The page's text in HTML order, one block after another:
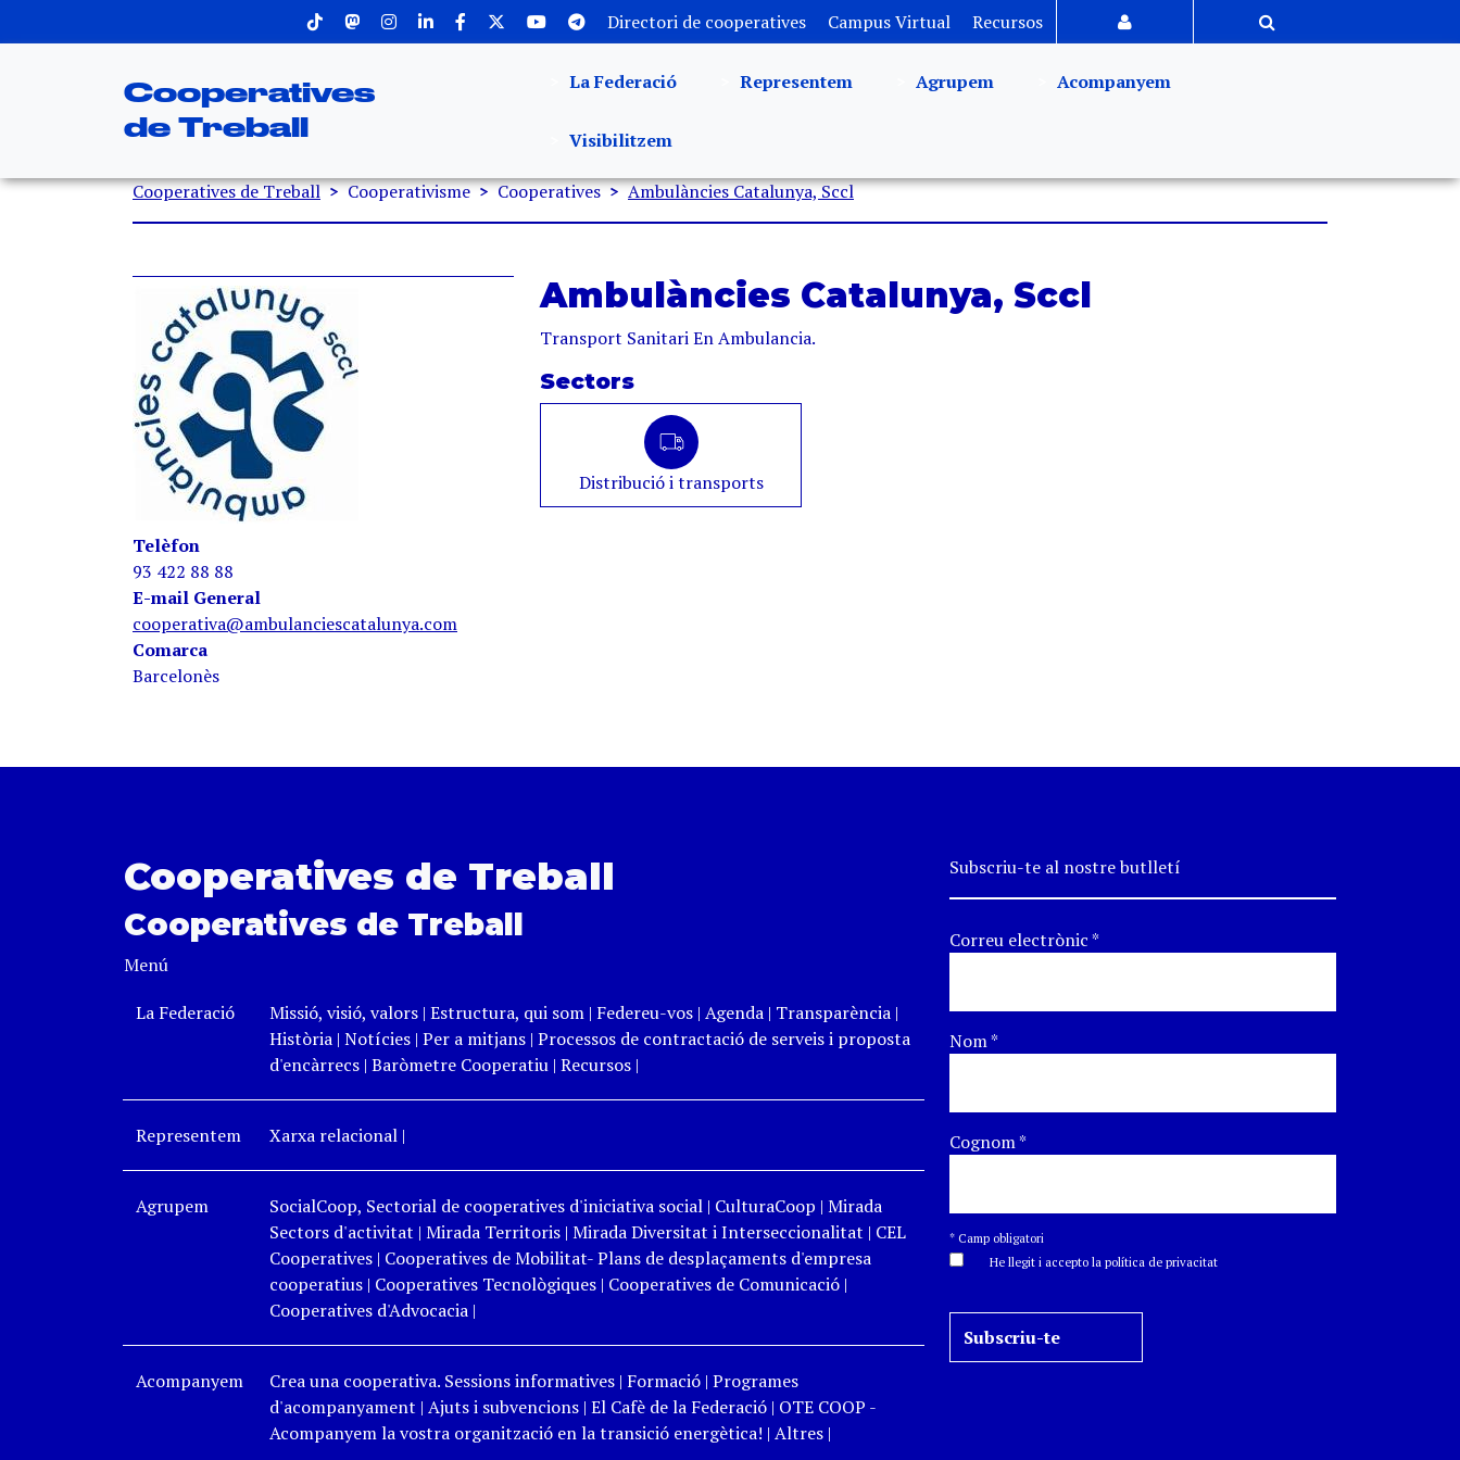
Menu superior Directori de cooperatives Campus Virtual Recursos
Cooperatives
de Treball
La Federació Representem Agrupem Acompanyem
Visibilitzem
Fil d'ariadna
Cooperatives de Treball Cooperativisme Cooperatives Ambulàncies Catalunya, Sccl
Telèfon
93 422 88 88
E-mail General
cooperativa@ambulanciescatalunya.com
Comarca
Barcelonès
Ambulàncies Catalunya, Sccl
Transport Sanitari En Ambulancia.
Sectors
Distribució i transports
Cooperatives de Treball
Cooperatives de Treball
Menú
La Federació
Missió, visió, valors| Estructura, qui som| Federeu-vos| Agenda | Transparència|
Història| Notícies | Per a mitjans| Processos de contractació de serveis i proposta
d'encàrrecs| Baròmetre Cooperatiu| Recursos|
Representem Xarxa relacional|
Agrupem SocialCoop, Sectorial de cooperatives d'iniciativa social| CulturaCoop | Mirada
Sectors d'activitat | Mirada Territoris| Mirada Diversitat i Interseccionalitat | CEL
Cooperatives| Cooperatives de Mobilitat- Plans de desplaçaments d'empresa
cooperatius| Cooperatives Tecnològiques| Cooperatives de Comunicació|
Cooperatives d'Advocacia|
Acompanyem Crea una cooperativa. Sessions informatives| Formació| Programes
d'acompanyament | Ajuts i subvencions| El Cafè de la Federació| OTE COOP -
Acompanyem la vostra organització en la transició energètica! | Altres|
Subscriu-te al nostre butlletí
Correu electrònic*
Nom*
Cognom*
* Camp obligatori
He llegit i accepto la política de privacitat